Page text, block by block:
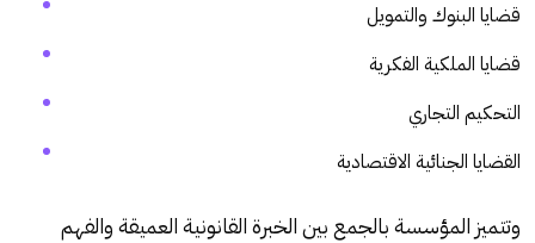
قضايا البنوك والتمويل
قضايا الملكية الفكرية
التحكيم التجاري
القضايا الجنائية الاقتصادية
وتتميز المؤسسة بالجمع بين الخبرة القانونية العميقة والفهم